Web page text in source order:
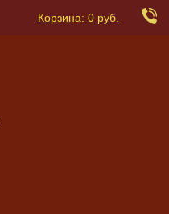
Корзина: 0 руб.